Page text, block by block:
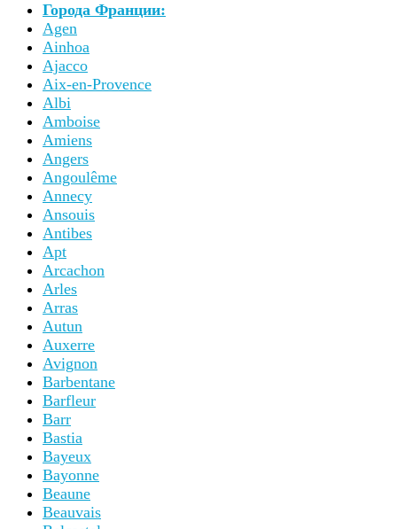
Города Франции:
Agen
Ainhoa
Ajacco
Aix-en-Provence
Albi
Amboise
Amiens
Angers
Angoulême
Annecy
Ansouis
Antibes
Apt
Arcachon
Arles
Arras
Autun
Auxerre
Avignon
Barbentane
Barfleur
Barr
Bastia
Bayeux
Bayonne
Beaune
Beauvais